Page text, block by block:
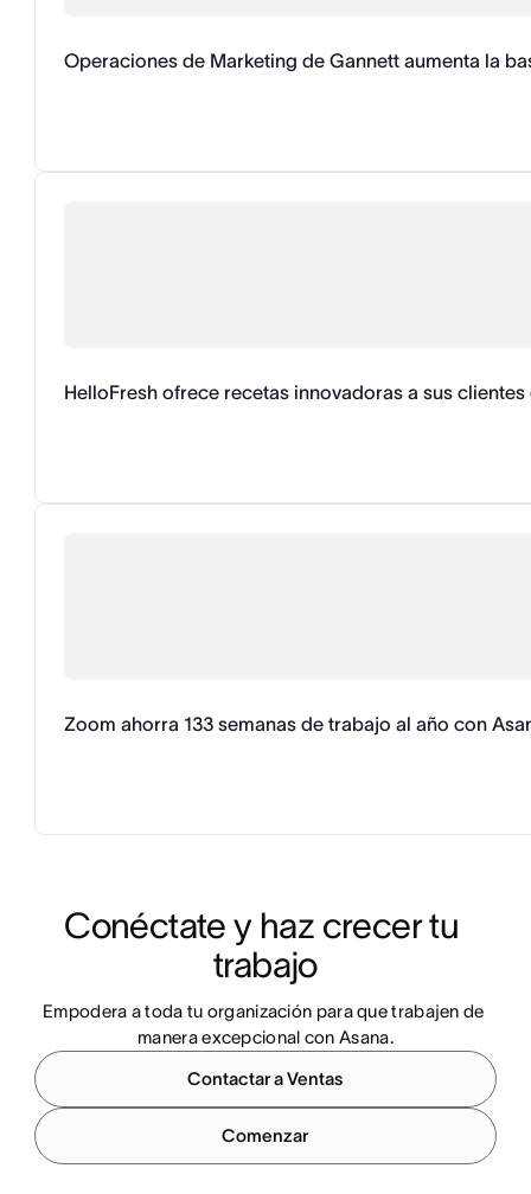
Operaciones de Marketing de Gannett aumenta la
HelloFresh ofrece recetas innovadoras a sus clientes
Zoom ahorra 133 semanas de trabajo al año con
Conéctate y haz crecer tu
trabajo
Empodera a toda tu organización para que trabajen de
manera excepcional con Asana.
Contactar a Ventas
Comenzar